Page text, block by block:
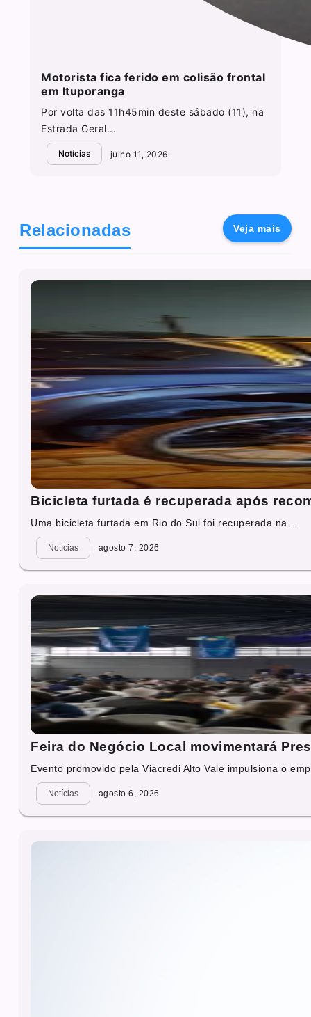
Motorista fica ferido em colisão frontal
em Ituporanga
Por volta das 11h45min deste sábado (11), na
Estrada Geral...
Notícias julho 11, 2026
Relacionadas Veja mais
Bicicleta furtada é recuperada após
Uma bicicleta furtada em Rio do Sul foi recuperada na...
Notícias agosto 7, 2026
Feira do Negócio Local movimentará
Evento promovido pela Viacredi Alto Vale impulsiona o
Notícias agosto 6, 2026